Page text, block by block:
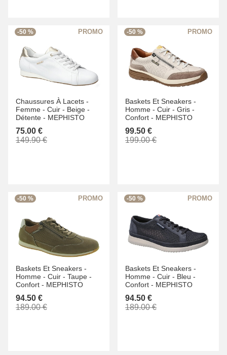
-50 %
Chaussures À Lacets -
Femme - Cuir - Beige -
Détente - MEPHISTO
75.00 €
149.90 €
-50 %
Baskets Et Sneakers -
Homme - Cuir - Gris -
Confort - MEPHISTO
99.50 €
199.00 €
-50 %
Baskets Et Sneakers -
Homme - Cuir - Taupe -
Confort - MEPHISTO
94.50 €
189.00 €
-50 %
Baskets Et Sneakers -
Homme - Cuir - Bleu -
Confort - MEPHISTO
94.50 €
189.00 €